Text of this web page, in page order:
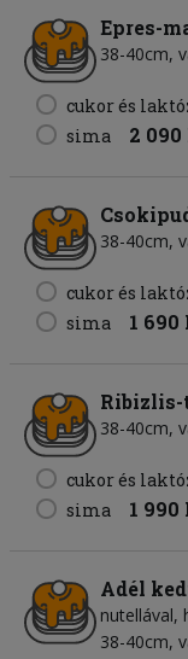
Epres-
38-40cm,
cukor és
sima 2 090
38-40cm,
cukor és
sima 1 690
38-40cm,
cukor és
sima 1 990
Adél
nutellával,
38-40cm,